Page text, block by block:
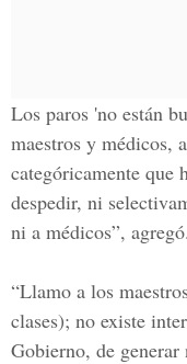
Los paros 'no están
maestros y médicos,
categóricamente que
despedir, ni
ni a médicos”, agregó.
“Llamo a los
clases); no existe
Gobierno, de